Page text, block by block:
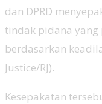
dan DPRD
tindak pidana yang
berdasarkan
Justice/RJ).
Kesepakatan